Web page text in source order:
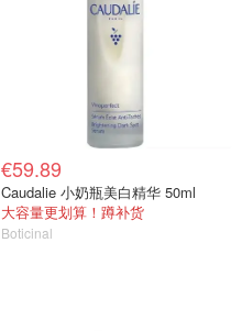
€59.89
Caudalie 小奶瓶美白精华 50ml
大容量更划算！蹲补货
Boticinal